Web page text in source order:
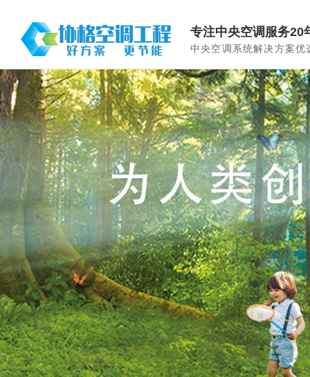
专注中央空调服务20
中央空调系统解决方案优